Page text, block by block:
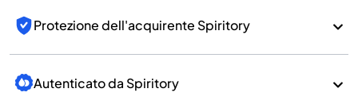
Protezione dell'acquirente Spiritory
Autenticato da Spiritory